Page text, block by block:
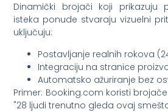
Dinamički brojači koji prikazuju
isteka ponude stvaraju vizuelni
uključuju:
Postavljanje realnih rokova
Integraciju na stranice
Automatsko ažuriranje bez
Primer: Booking.com koristi
"28 ljudi trenutno gleda ovaj